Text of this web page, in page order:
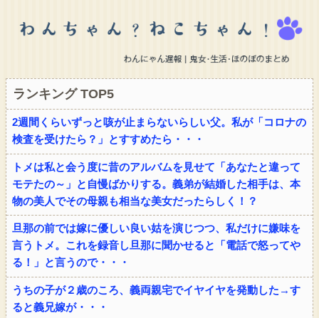
ランキング TOP5
2週間くらいずっと咳が止まらないらしい父。私が「コロナの
検査を受けたら？」とすすめたら・・・
トメは私と会う度に昔のアルバムを見せて「あなたと違って
モテたの～」と自慢ばかりする。義弟が結婚した相手は、本
物の美人でその母親も相当な美女だったらしく！？
旦那の前では嫁に優しい良い姑を演じつつ、私だけに嫌味を
言うトメ。これを録音し旦那に聞かせると「電話で怒ってや
る！」と言うので・・・
うちの子が２歳のころ、義両親宅でイヤイヤを発動した→す
ると義兄嫁が・・・